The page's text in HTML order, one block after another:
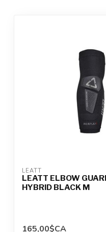
LEATT
LEATT ELBOW
HYBRID BLACK M
165,00$CA